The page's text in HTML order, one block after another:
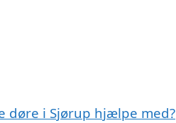
døre i Sjørup hjælpe med?